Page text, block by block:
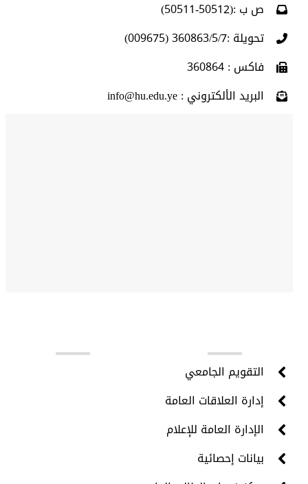
ص ب :(50512-50511)
تحويلة :360863/5/7 (009675)
فاكس : 360864
البريد الألكتروني : info@hu.edu.ye
التقويم الجامعي
إدارة العلاقات العامة
الإدارة العامة للإعلام
بيانات إحصائية